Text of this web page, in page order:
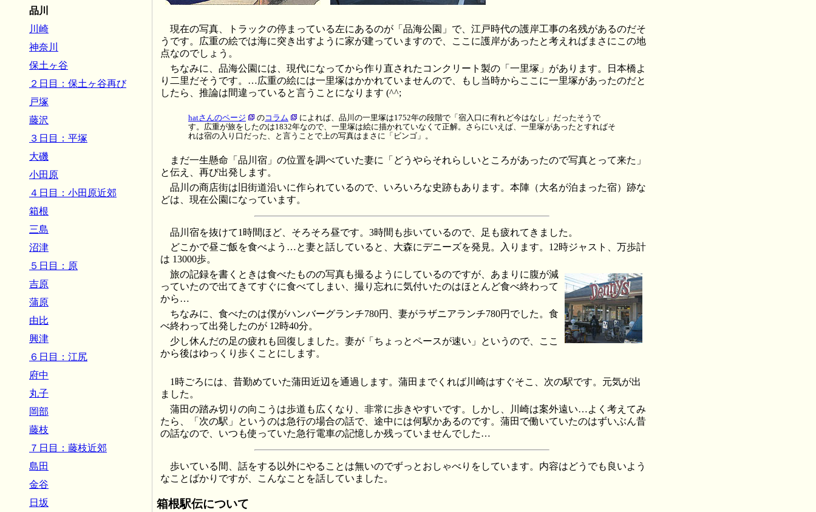
現在の写真、トラックの停まっている左にあるのが「品海公園」で、江戸時代の護岸工事の名残があるのだそ
うです。広重の絵では海に突き出すように家が建っていますので、ここに護岸があったと考えればまさにこの地
点なのでしょう。
ちなみに、品海公園には、現代になってから作り直されたコンクリート製の「一里塚」があります。日本橋よ
り二里だそうです。…広重の絵には一里塚はかかれていませんので、もし当時からここに一里塚があったのだと
したら、推論は間違っていると言うことになります (^^;
hatさんのページ のコラム
によれば、品川の一里塚は1752年の段階で「宿入口に有れど今はなし」だったそうで
す。広重が旅をしたのは1832年なので、一里塚は絵に描かれていなくて正解。さらにいえば、一里塚があったとすればそ
れは宿の入り口だった、と言うことで上の写真はまさに「ビンゴ」。
まだ一生懸命「品川宿」の位置を調べていた妻に「どうやらそれらしいところがあったので写真とって来た」
と伝え、再び出発します。
品川の商店街は旧街道沿いに作られているので、いろいろな史跡もあります。本陣（大名が泊まった宿）跡な
どは、現在公園になっています。
品川宿を抜けて1時間ほど、そろそろ昼です。3時間も歩いているので、足も疲れてきました。
どこかで昼ご飯を食べよう…と妻と話していると、大森にデニーズを発見。入ります。12時ジャスト、万歩計
は 13000歩。
旅の記録を書くときは食べたものの写真も撮るようにしているのですが、あまりに腹が減
っていたので出てきてすぐに食べてしまい、撮り忘れに気付いたのはほとんど食べ終わって
から…
ちなみに、食べたのは僕がハンバーグランチ780円、妻がラザニアランチ780円でした。食
べ終わって出発したのが 12時40分。
少し休んだの足の疲れも回復しました。妻が「ちょっとペースが速い」というので、ここ
から後はゆっくり歩くことにします。
1時ごろには、昔勤めていた蒲田近辺を通過します。蒲田までくれば川崎はすぐそこ、次の駅です。元気が出
ました。
蒲田の踏み切りの向こうは歩道も広くなり、非常に歩きやすいです。しかし、川崎は案外遠い…よく考えてみ
たら、「次の駅」というのは急行の場合の話で、途中には何駅かあるのです。蒲田で働いていたのはずいぶん昔
の話なので、いつも使っていた急行電車の記憶しか残っていませんでした…
歩いている間、話をする以外にやることは無いのでずっとおしゃべりをしています。内容はどうでも良いよう
なことばかりですが、こんなことを話していました。
箱根駅伝について
品川
川崎
神奈川
保土ヶ谷
２日目：保土ヶ谷再び
戸塚
藤沢
３日目：平塚
大磯
小田原
４日目：小田原近郊
箱根
三島
沼津
５日目：原
吉原
蒲原
由比
興津
６日目：江尻
府中
丸子
岡部
藤枝
７日目：藤枝近郊
島田
金谷
日坂